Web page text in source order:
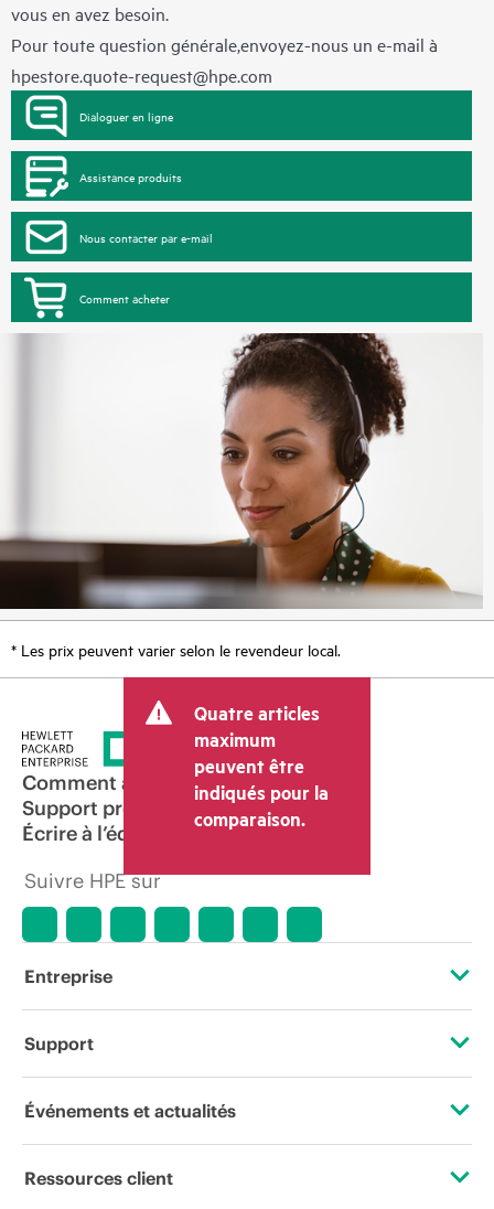
vous en avez besoin.
Pour toute question générale,envoyez-nous un e-mail à
hpestore.quote-request@hpe.com
Dialoguer en ligne
Assistance produits
Nous contacter par e-mail
Comment acheter
* Les prix peuvent varier selon le revendeur local.
Quatre articles
maximum
peuvent être
indiqués pour la
comparaison.
Comment acheter
Support produit
Écrire à l’équipe commerciale
Suivre HPE sur
Entreprise
À propos de HPE
Responsabilité d’entreprise
Support
Services d’assistance opérationnelle (OSS)
Événements et actualités
Événements
Ressources client